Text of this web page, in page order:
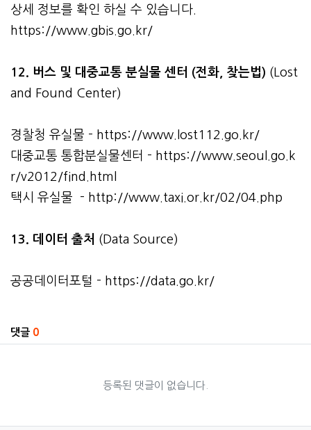
상세 정보를 확인 하실 수 있습니다.
https://www.gbis.go.kr/
12. 버스 및 대중교통 분실물 센터 (전화, 찾는법) (Lost
and Found Center)
경찰청 유실물 - https://www.lost112.go.kr/
대중교통 통합분실물센터 - https://www.seoul.go.k
r/v2012/find.html
택시 유실물 - http://www.taxi.or.kr/02/04.php
13. 데이터 출처 (Data Source)
공공데이터포털 - https://data.go.kr/
댓글 0
등록된 댓글이 없습니다.